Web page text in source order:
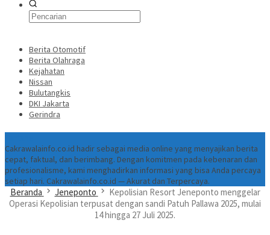
Berita Otomotif
Berita Olahraga
Kejahatan
Nissan
Bulutangkis
DKI Jakarta
Gerindra
Cakrawalainfo.co.id hadir sebagai media online yang menyajikan berita
cepat, faktual, dan berimbang. Dengan komitmen pada kebenaran dan
profesionalisme, kami menghadirkan informasi yang bisa Anda percaya
setiap hari. Cakrawalainfo.co.id — Akurat dan Terpercaya.
Beranda Jeneponto
Kepolisian Resort Jeneponto menggelar
Operasi Kepolisian terpusat dengan sandi Patuh Pallawa 2025, mulai
14 hingga 27 Juli 2025.